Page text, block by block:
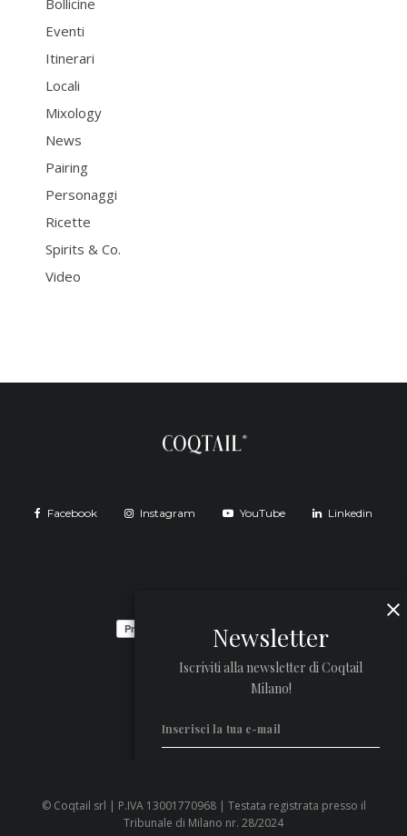
Eventi
Itinerari
Locali
Mixology
News
Pairing
Personaggi
Ricette
Spirits & Co.
Video
Facebook Instagram YouTube Linkedin
Newsletter
Iscriviti alla newsletter di Coqtail
Milano!
Privacy Policy
© Coqtail srl | P.IVA 13001770968 | Testata registrata presso il
Tribunale di Milano nr. 28/2024